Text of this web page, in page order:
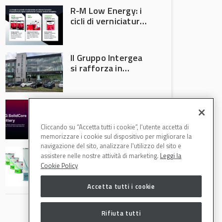
R-M Low Energy: i
cicli di verniciatura
tempi e costi in
carrozzeria
Il Gruppo Intergea
si rafforza in
tecnologia che
potrebbe
accelerare la
rivoluzione
dell’auto elettrica
Speciale Low
Energy: axalta Fast
Cure Low Energy: la
tecnologia che
energetici e
aumenta la
Cliccando su “Accetta tutti i cookie”, l'utente accetta di
memorizzare i cookie sul dispositivo per migliorare la
navigazione del sito, analizzare l'utilizzo del sito e
assistere nelle nostre attività di marketing. Leggi la
Cookie Policy
Accetta tutti i cookie
Rifiuta tutti